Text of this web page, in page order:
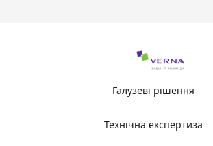
Галузеві рішення
Технічна експертиза